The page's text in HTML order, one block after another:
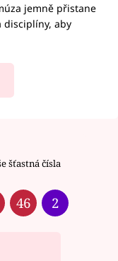
jemně přistane
disciplíny, aby
šťastná čísla
46 2